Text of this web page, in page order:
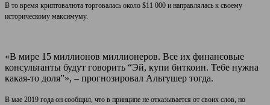
В то время криптовалюта торговалась около $11 000 и направлялась к своему
историческому максимуму.
«В мире 15 миллионов миллионеров. Все их финансовые
консультанты будут говорить “Эй, купи биткоин. Тебе нужна
какая-то доля”», – прогнозировал Альтушер тогда.
В мае 2019 года он сообщил, что в принципе не отказывается от своих слов, но